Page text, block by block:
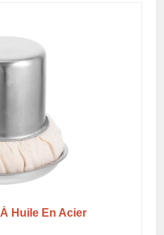
Huile En Acier